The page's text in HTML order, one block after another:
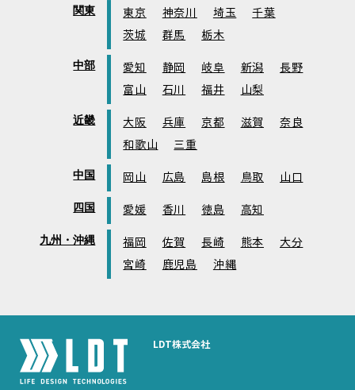
関東 東京 神奈川 埼玉
千葉
茨城
群馬 栃木
中部 愛知 静岡 岐阜 新潟
長野
富山
石川 福井 山梨
近畿 大阪 兵庫 京都 滋賀
奈良
和歌山
三重
中国 岡山 広島 島根 鳥取 山口
四国 愛媛 香川 徳島 高知
九州・沖縄 福岡 佐賀 長崎 熊本
大分
宮崎
鹿児島 沖縄
LDT株式会社